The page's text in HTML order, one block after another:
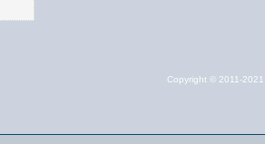
Copyright © 2011-